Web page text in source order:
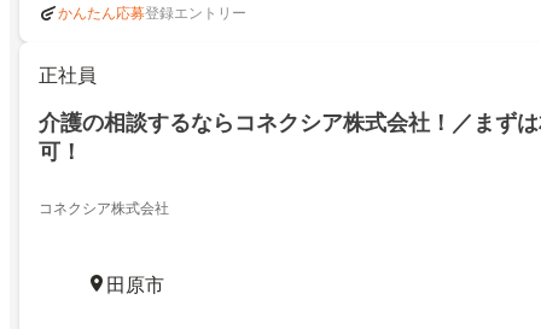
かんたん応募登録エントリー
正社員
介護の相談するならコネクシア株式会社！／まず
可！
コネクシア株式会社
田原市